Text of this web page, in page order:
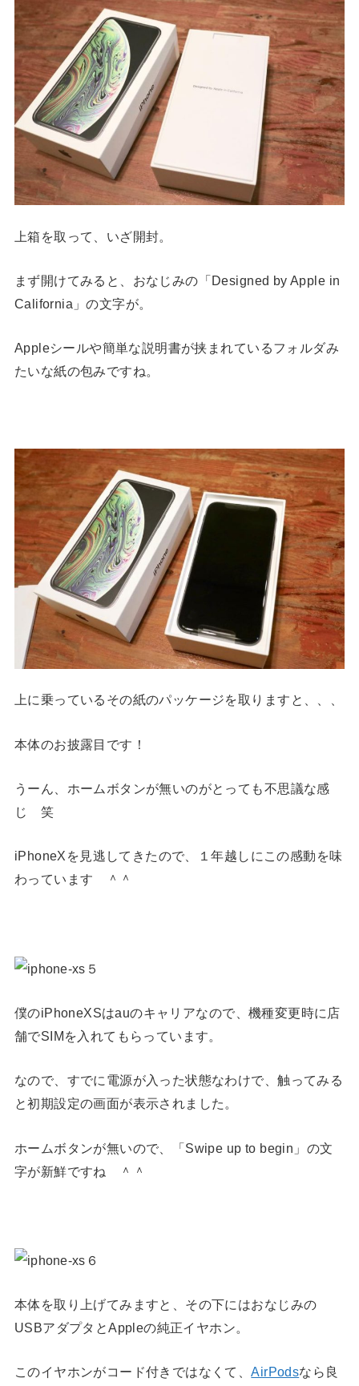
上箱を取って、いざ開封。
まず開けてみると、おなじみの「Designed by Apple in
California」の文字が。
Appleシールや簡単な説明書が挟まれているフォルダみ
たいな紙の包みですね。
上に乗っているその紙のパッケージを取りますと、、、
本体のお披露目です！
うーん、ホームボタンが無いのがとっても不思議な感
じ 笑
iPhoneXを見逃してきたので、１年越しにこの感動を味
わっています ＾＾
僕のiPhoneXSはauのキャリアなので、機種変更時に店
舗でSIMを入れてもらっています。
なので、すでに電源が入った状態なわけで、触ってみる
と初期設定の画面が表示されました。
ホームボタンが無いので、「Swipe up to begin」の文
字が新鮮ですね ＾＾
本体を取り上げてみますと、その下にはおなじみの
USBアダプタとAppleの純正イヤホン。
このイヤホンがコード付きではなくて、AirPodsなら良